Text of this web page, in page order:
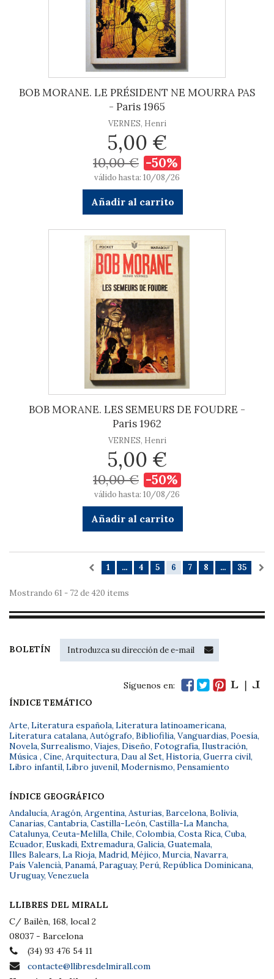
BOB MORANE. LE PRÉSIDENT NE MOURRA PAS
- Paris 1965
VERNES, Henri
5,00 €
10,00 € -50%
válido hasta: 10/08/26
Añadir al carrito
BOB MORANE. LES SEMEURS DE FOUDRE -
Paris 1962
VERNES, Henri
5,00 €
10,00 € -50%
válido hasta: 10/08/26
Añadir al carrito
1 ... 4 5 6 7 8 ... 35
Mostrando 61 - 72 de 420 items
BOLETÍN
Síguenos en:
ÍNDICE TEMÁTICO
Arte, Literatura española, Literatura latinoamericana,
Literatura catalana, Autógrafo, Bibliofilia, Vanguardias, Poesía,
Novela, Surrealismo, Viajes, Diseño, Fotografía, Ilustración,
Música , Cine, Arquitectura, Dau al Set, Historia, Guerra civil,
Libro infantil, Libro juvenil, Modernismo, Pensamiento
ÍNDICE GEOGRÁFICO
Andalucía, Aragón, Argentina, Asturias, Barcelona, Bolivia,
Canarias, Cantabria, Castilla-León, Castilla-La Mancha,
Catalunya, Ceuta-Melilla, Chile, Colombia, Costa Rica, Cuba,
Ecuador, Euskadi, Extremadura, Galicia, Guatemala,
Illes Balears, La Rioja, Madrid, Méjico, Murcia, Navarra,
País Valencià, Panamá, Paraguay, Perú, República Dominicana,
Uruguay, Venezuela
LLIBRES DEL MIRALL
C/ Bailèn, 168, local 2
08037 - Barcelona
(34) 93 476 54 11
contacte@llibresdelmirall.com